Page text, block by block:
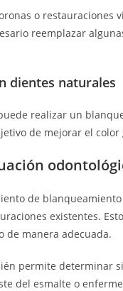
o
reemplazar
dientes naturales
realizar un
de mejorar el
de
existentes.
de manera adecuada.
permite determinar
del esmalte o